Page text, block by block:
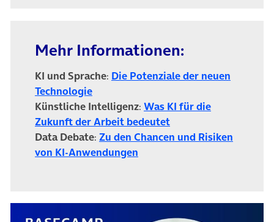
Mehr Informationen:
KI und Sprache: Die Potenziale der neuen
Technologie
Künstliche Intelligenz: Was KI für die
Zukunft der Arbeit bedeutet
Data Debate: Zu den Chancen und Risiken
von KI-Anwendungen